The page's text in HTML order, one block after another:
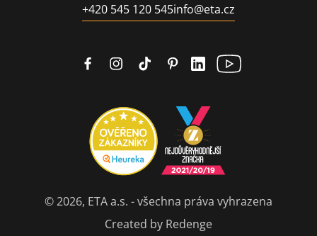
+420 545 120 545info@eta.cz
© 2026, ETA a.s. - všechna práva vyhrazena
Created by Redenge